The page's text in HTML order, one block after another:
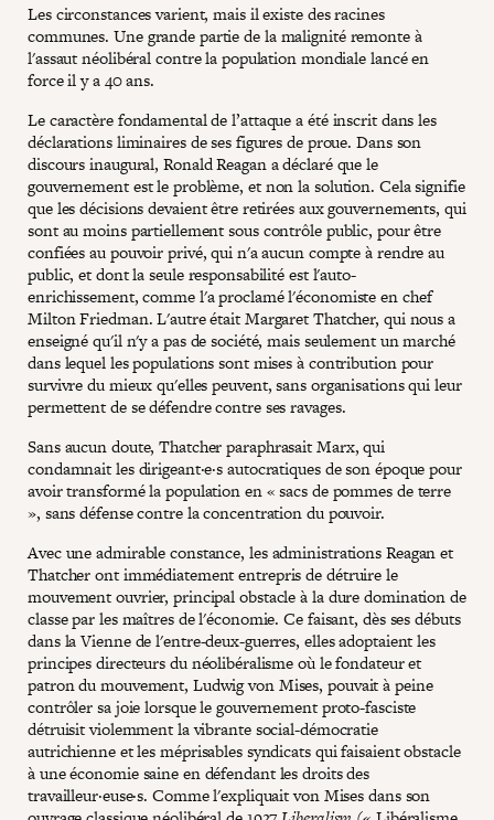
Les circonstances varient, mais il existe des racines
communes. Une grande partie de la malignité remonte à
l'assaut néolibéral contre la population mondiale lancé en
force il y a 40 ans.
Le caractère fondamental de l’attaque a été inscrit dans les
déclarations liminaires de ses figures de proue. Dans son
discours inaugural, Ronald Reagan a déclaré que le
gouvernement est le problème, et non la solution. Cela signifie
que les décisions devaient être retirées aux gouvernements, qui
sont au moins partiellement sous contrôle public, pour être
confiées au pouvoir privé, qui n'a aucun compte à rendre au
public, et dont la seule responsabilité est l'auto-
enrichissement, comme l'a proclamé l'économiste en chef
Milton Friedman. L'autre était Margaret Thatcher, qui nous a
enseigné qu'il n'y a pas de société, mais seulement un marché
dans lequel les populations sont mises à contribution pour
survivre du mieux qu'elles peuvent, sans organisations qui leur
permettent de se défendre contre ses ravages.
Sans aucun doute, Thatcher paraphrasait Marx, qui
condamnait les dirigeant·e·s autocratiques de son époque pour
avoir transformé la population en « sacs de pommes de terre
», sans défense contre la concentration du pouvoir.
Avec une admirable constance, les administrations Reagan et
Thatcher ont immédiatement entrepris de détruire le
mouvement ouvrier, principal obstacle à la dure domination de
classe par les maîtres de l'économie. Ce faisant, dès ses débuts
dans la Vienne de l'entre-deux-guerres, elles adoptaient les
principes directeurs du néolibéralisme où le fondateur et
patron du mouvement, Ludwig von Mises, pouvait à peine
contrôler sa joie lorsque le gouvernement proto-fasciste
détruisit violemment la vibrante social-démocratie
autrichienne et les méprisables syndicats qui faisaient obstacle
à une économie saine en défendant les droits des
travailleur·euse·s. Comme l'expliquait von Mises dans son